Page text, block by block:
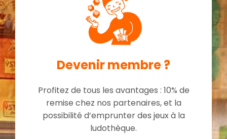
Devenir membre ?
Profitez de tous les avantages : 10% de
remise chez nos partenaires, et la
possibilité d’emprunter des jeux à la
ludothèque.